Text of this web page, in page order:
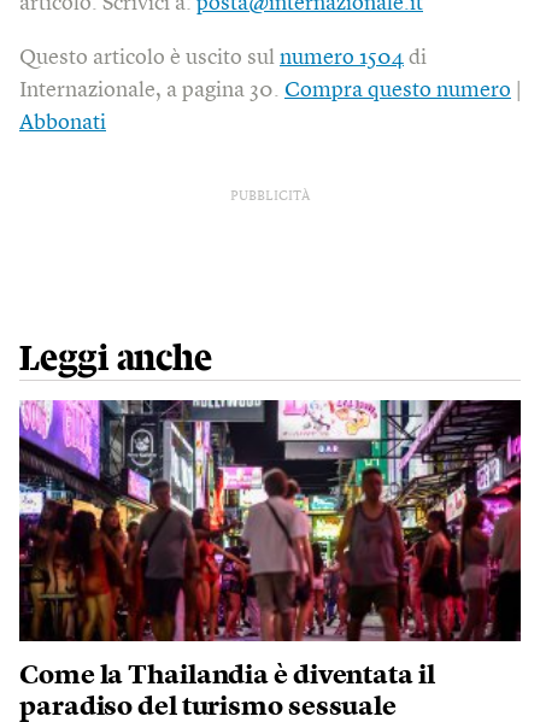
Questo articolo è uscito sul numero 1504 di
Internazionale, a pagina 30. Compra questo numero
Abbonati
PUBBLICITÀ
Leggi anche
Come la Thailandia è diventata il
paradiso del turismo sessuale